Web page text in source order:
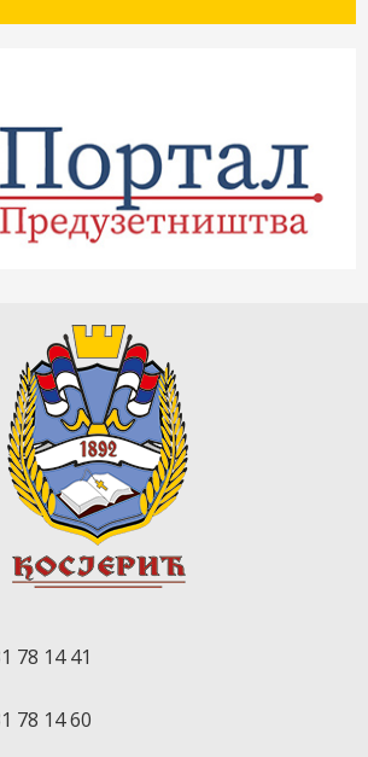
78 14 41
78 14 60